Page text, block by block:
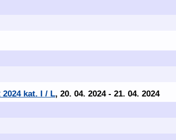
kat. I / L, 20. 04. 2024 - 21. 04. 2024